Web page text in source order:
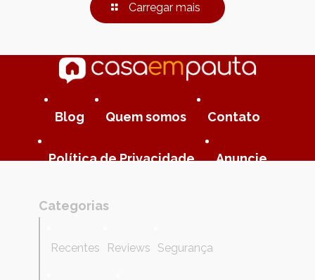
Carregar mais
Blog Quem somos Contato
Política de Privacidade Anuncie
Categorias
Recentes Reviews Segurança